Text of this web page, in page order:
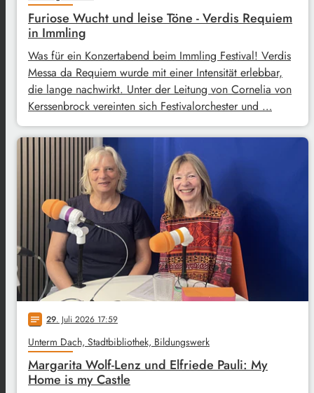
Furiose Wucht und leise Töne - Verdis Requiem
in Immling
Was für ein Konzertabend beim Immling Festival! Verdis
Messa da Requiem wurde mit einer Intensität erlebbar,
die lange nachwirkt. Unter der Leitung von Cornelia von
Kerssenbrock vereinten sich Festivalorchester und …
notes 29. Juli 2026 17:59
Unterm Dach, Stadtbibliothek, Bildungswerk
Margarita Wolf-Lenz und Elfriede Pauli: My
Home is my Castle